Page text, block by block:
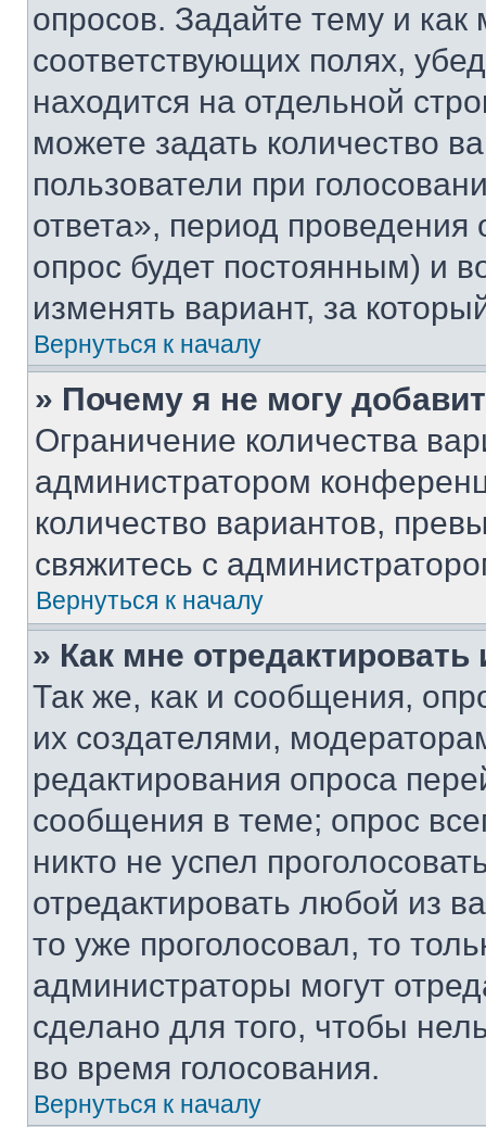
опросов. Задайте тему и
соответствующих полях,
находится на отдельной
можете задать количество
пользователи при
ответа», период проведения
опрос будет постоянным) и
изменять вариант, за
Вернуться к началу
» Почему я не могу
Ограничение количества
администратором
количество вариантов,
свяжитесь с
Вернуться к началу
» Как мне
Так же, как и сообщения,
их создателями,
редактирования опроса
сообщения в теме; опрос
никто не успел
отредактировать любой из
то уже проголосовал, то
администраторы могут
сделано для того, чтобы
во время голосования.
Вернуться к началу